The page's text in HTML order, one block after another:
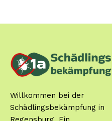
Willkommen bei der
Schädlingsbekämpfung in